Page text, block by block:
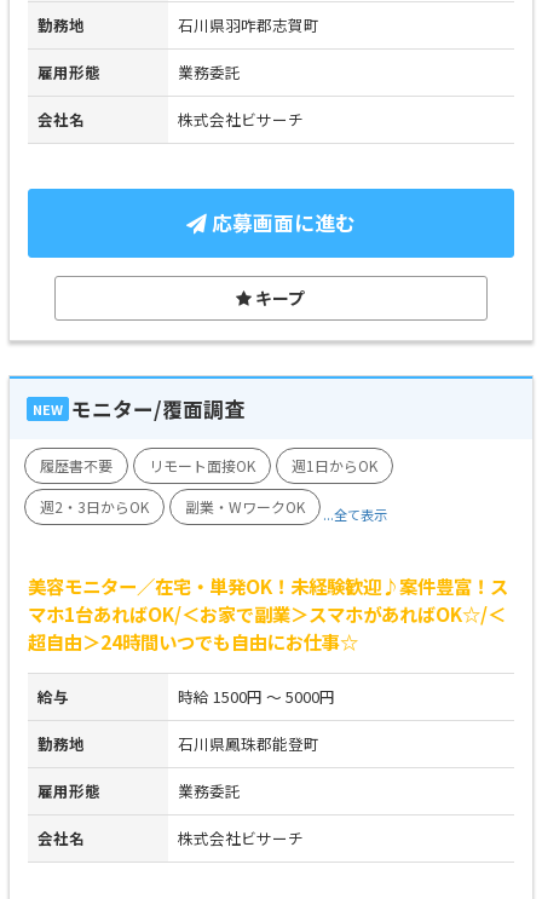
勤務地 石川県羽咋郡志賀町
雇用形態 業務委託
会社名 株式会社ビサーチ
応募画面に進む
キープ
NEW モニター/覆面調査
履歴書不要 リモート面接OK
週1日からOK
週2・3日からOK
副業・WワークOK ...全て表示
美容モニター／在宅・単発OK！未経験歓迎♪案件豊富！ス
マホ1台あればOK/＜お家で副業＞スマホがあればOK☆/＜
超自由＞24時間いつでも自由にお仕事☆
給与 時給 1500円 ～ 5000円
勤務地 石川県鳳珠郡能登町
雇用形態 業務委託
会社名 株式会社ビサーチ